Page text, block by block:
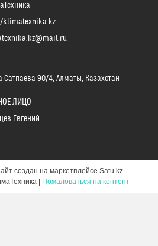
klimatexnika.kz
Сатпаева 90/4, Алматы, Казахстан
Евгений
создан на маркетплейсе Satu.kz
Пожаловаться на контент